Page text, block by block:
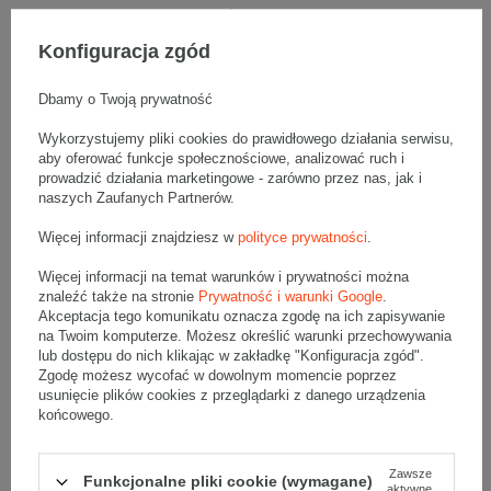
wysokość)
Opakowanie wykonane jest z tektury falistej 3-warstwowej, fala B
• zewnętrzne:300x300x350 mm
• wewnętrzne: 294x294x338 mm
• pojemność:29 l
• fala:B
• gramatura:320 g/m2
• kolor:Szary
Dodatkowe:
• waga jednostkowa (+/-5%):
247 g
• typ fefco:F0201
Karton nadaje się do pakowania wysyłek kurierskich:
• Poczta Polska Paczka A
Konfiguracja zgód
Dbamy o Twoją prywatność
Wykorzystujemy pliki cookies do prawidłowego działania serwisu,
aby oferować funkcje społecznościowe, analizować ruch i
prowadzić działania marketingowe - zarówno przez nas, jak i
naszych Zaufanych Partnerów.
Więcej informacji znajdziesz w polityce prywatności.
Więcej informacji na temat warunków i prywatności można
znaleźć także na stronie Prywatność i warunki Google.
Akceptacja tego komunikatu oznacza zgodę na ich zapisywanie
na Twoim komputerze. Możesz określić warunki przechowywania
lub dostępu do nich klikając w zakładkę "Konfiguracja zgód".
Zgodę możesz wycofać w dowolnym momencie poprzez
usunięcie plików cookies z przeglądarki z danego urządzenia
końcowego.
Funkcjonalne pliki cookie (wymagane)
Zawsze